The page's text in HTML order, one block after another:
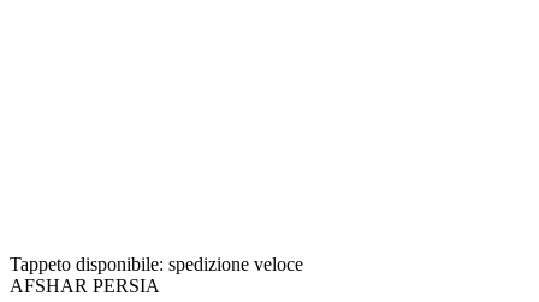
Tappeto disponibile: spedizione veloce
AFSHAR PERSIA